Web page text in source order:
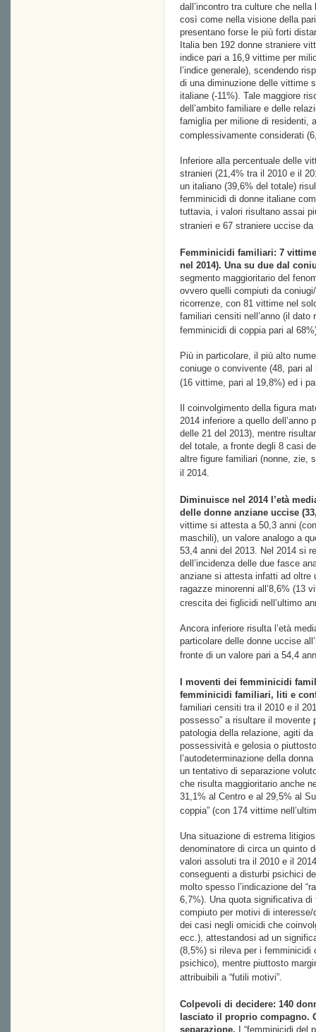
dall’incontro tra culture che
così come nella visione della
presentano forse le più forti
Italia ben 192 donne straniere
indice pari a 16,9 vittime per
l’indice generale), scendendo
di una diminuzione delle vittime
italiane (-11%). Tale maggiore
dell’ambito familiare e delle
famiglia per milione di residenti,
complessivamente considerati
Inferiore alla percentuale delle
stranieri (21,4% tra il 2010 e il
un italiano (39,6% del totale)
femminicidi di donne italiane
tuttavia, i valori risultano assai
stranieri e 67 straniere uccise
Femminicidi familiari: 7
nel 2014). Una su due dal
segmento maggioritario del
ovvero quelli compiuti da
ricorrenze, con 81 vittime nel
familiari censiti nell’anno (il dato
femminicidi di coppia pari al
Più in particolare, il più alto
coniuge o convivente (48, pari
(16 vittime, pari al 19,8%) ed i
Il coinvolgimento della figura
2014 inferiore a quello
delle 21 del 2013), mentre
del totale, a fronte degli 8 casi
altre figure familiari (nonne, zie,
il 2014.
Diminuisce nel 2014 l’età
delle donne anziane uccise
vittime si attesta a 50,3 anni
maschili), un valore analogo a
53,4 anni del 2013. Nel 2014 si
dell’incidenza delle due fasce
anziane si attesta infatti ad oltre
ragazze minorenni all’8,6% (13
crescita dei figlicidi nell’ultimo
Ancora inferiore risulta l’età
particolare delle donne uccise
fronte di un valore pari a 54,4
I moventi dei femminicidi
femminicidi familiari, liti e
familiari censiti tra il 2010 e il
possesso” a risultare il
patologia della relazione, agiti
possessività e gelosia o
l’autodeterminazione della
un tentativo di separazione
che risulta maggioritario anche
31,1% al Centro e al 29,5% al
coppia” (con 174 vittime
Una situazione di estrema
denominatore di circa un quinto
valori assoluti tra il 2010 e il
conseguenti a disturbi psichici
molto spesso l’indicazione del
6,7%). Una quota significativa di
compiuto per motivi di
dei casi negli omicidi che
ecc.), attestandosi ad un
(8,5%) si rileva per i
psichico), mentre piuttosto
attribuibili a “futili motivi”.
Colpevoli di decidere: 140
lasciato il proprio compagno.
separazione. I “femminicidi del